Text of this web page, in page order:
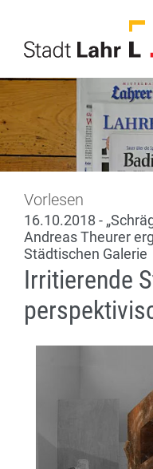
Vorlesen
16.10.2018 -
Andreas Theurer
Städtischen Galerie
Irritierende